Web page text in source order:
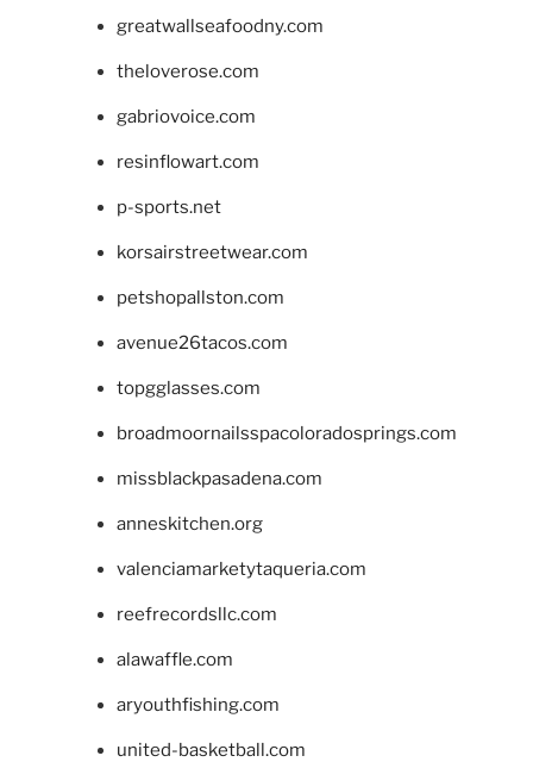
greatwallseafoodny.com
theloverose.com
gabriovoice.com
resinflowart.com
p-sports.net
korsairstreetwear.com
petshopallston.com
avenue26tacos.com
topgglasses.com
broadmoornailsspacoloradosprings.com
missblackpasadena.com
anneskitchen.org
valenciamarketytaqueria.com
reefrecordsllc.com
alawaffle.com
aryouthfishing.com
united-basketball.com